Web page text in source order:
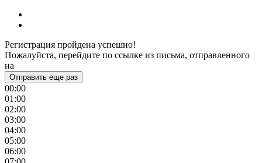
Регистрация пройдена успешно!
Пожалуйста, перейдите по ссылке из письма, отправленного
на
Отправить еще раз
00:00
01:00
02:00
03:00
04:00
05:00
06:00